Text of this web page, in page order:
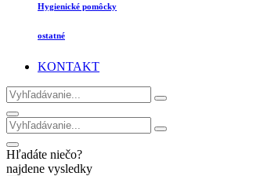
Hygienické pomôcky
ostatné
KONTAKT
Hľadáte niečo?
najdene vysledky